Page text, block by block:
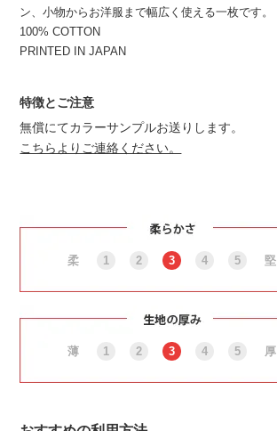
ン、小物からお洋服まで幅広く使える一枚です。
100% COTTON
PRINTED IN JAPAN
特徴とご注意
無償にてカラーサンプルお送りします。
こちらよりご連絡ください。
柔 1 2 3 4 5 堅
薄 1 2 3 4 5 厚